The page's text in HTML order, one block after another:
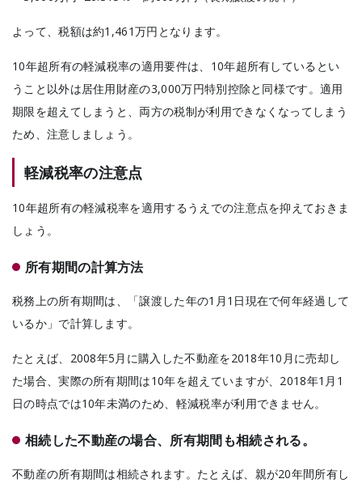
よって、税額は約1,461万円となります。
10年超所有の軽減税率の適用要件は、10年超所有しているとい
うこと以外は居住用財産の3,000万円特別控除と同様です。適用
期限を超えてしまうと、両方の税制が利用できなくなってしまう
ため、注意しましょう。
軽減税率の注意点
10年超所有の軽減税率を適用するうえでの注意点を抑えておきま
しょう。
所有期間の計算方法
税務上の所有期間は、「譲渡した年の1月1日現在で何年経過して
いるか」で計算します。
たとえば、2008年5月に購入した不動産を2018年10月に売却し
た場合、実際の所有期間は10年を超えていますが、2018年1月1
日の時点では10年未満のため、軽減税率が利用できません。
相続した不動産の場合、所有期間も相続される。
不動産の所有期間は相続されます。 たとえば、親が20年間所有し